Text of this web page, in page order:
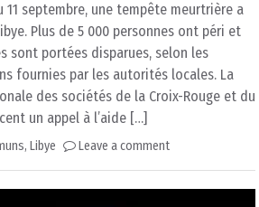
11 septembre, une tempête meurtrière a
Plus de 5 000 personnes ont péri et
sont portées disparues, selon les
fournies par les autorités locales. La
des sociétés de la Croix-Rouge et du
un appel à l’aide […]
, Libye Leave a comment